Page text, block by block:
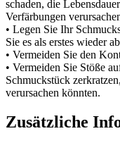
schaden, die
Verfärbungen
• Legen Sie Ihr
Sie es als erstes wieder
• Vermeiden Sie den
• Vermeiden Sie Stöße
Schmuckstück
verursachen könnten.
Zusätzliche